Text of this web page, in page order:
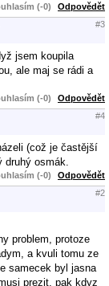
(-0) Odpovědět
#3
jsem koupila
ale maj se rádi a
(-0) Odpovědět
#4
(což je častější
osmák.
(-0) Odpovědět
#2
problem, protoze
a kvuli tomu ze
samecek byl jasna
prezit, pak kdyz